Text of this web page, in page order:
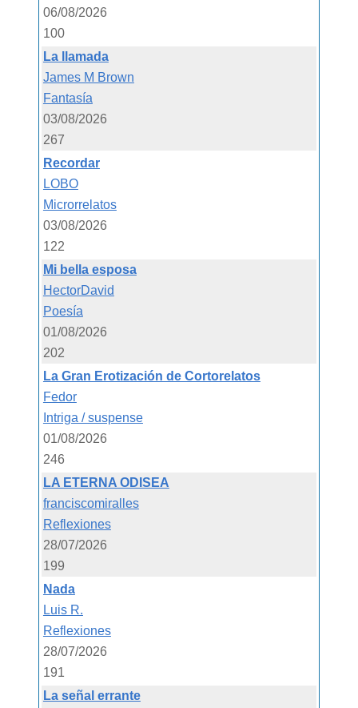
06/08/2026
100
La llamada
James M Brown
Fantasía
03/08/2026
267
Recordar
LOBO
Microrrelatos
03/08/2026
122
Mi bella esposa
HectorDavid
Poesía
01/08/2026
202
La Gran Erotización de Cortorelatos
Fedor
Intriga / suspense
01/08/2026
246
LA ETERNA ODISEA
franciscomiralles
Reflexiones
28/07/2026
199
Nada
Luis R.
Reflexiones
28/07/2026
191
La señal errante